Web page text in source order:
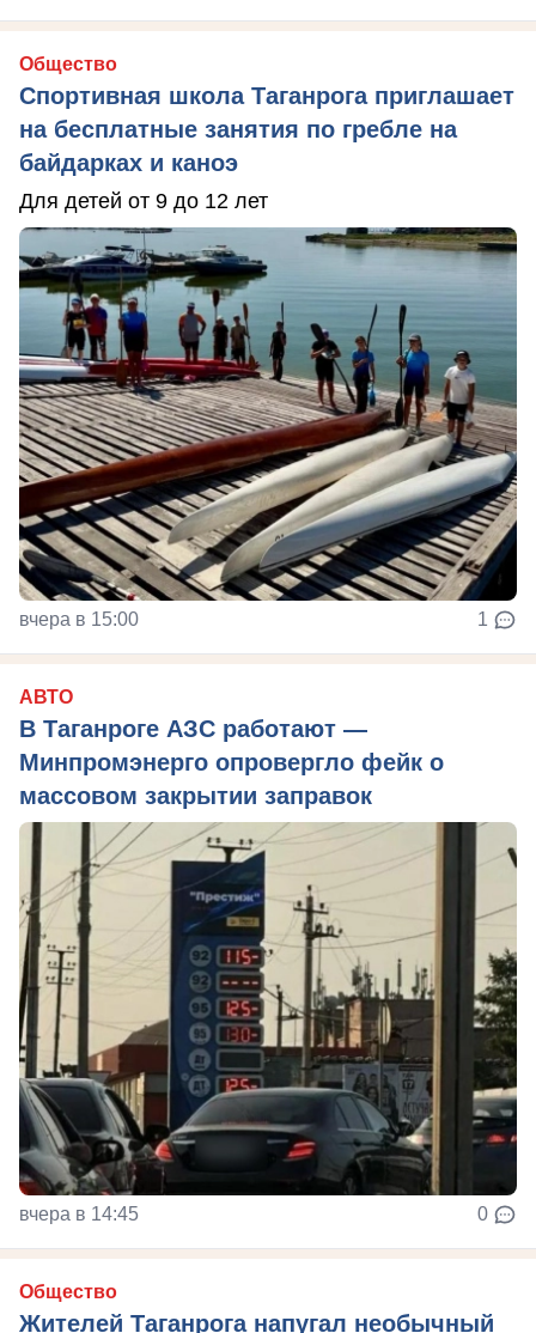
Общество
Спортивная школа Таганрога приглашает
на бесплатные занятия по гребле на
байдарках и каноэ
Для детей от 9 до 12 лет
вчера в 15:00 1
АВТО
В Таганроге АЗС работают —
Минпромэнерго опровергло фейк о
массовом закрытии заправок
вчера в 14:45 0
Общество
Жителей Таганрога напугал необычный